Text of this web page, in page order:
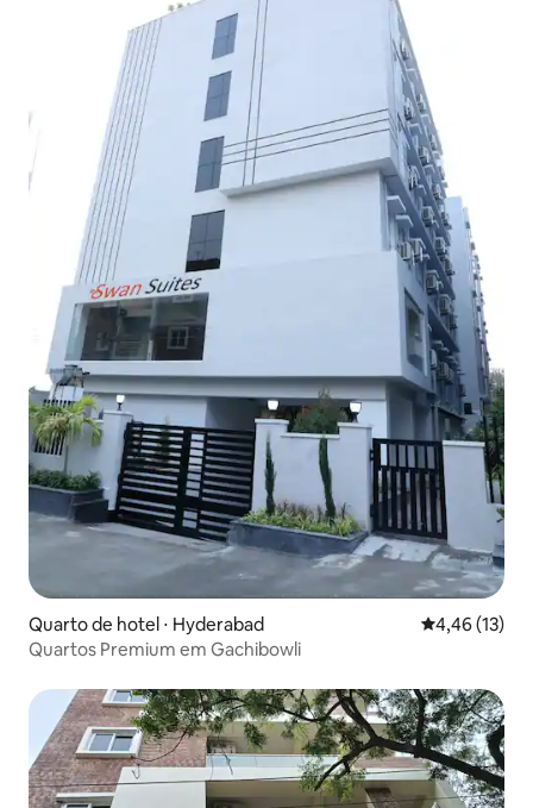
Quarto de hotel ⋅ Hyderabad 4,46 de uma
4,46 (13)
Quartos Premium em Gachibowli